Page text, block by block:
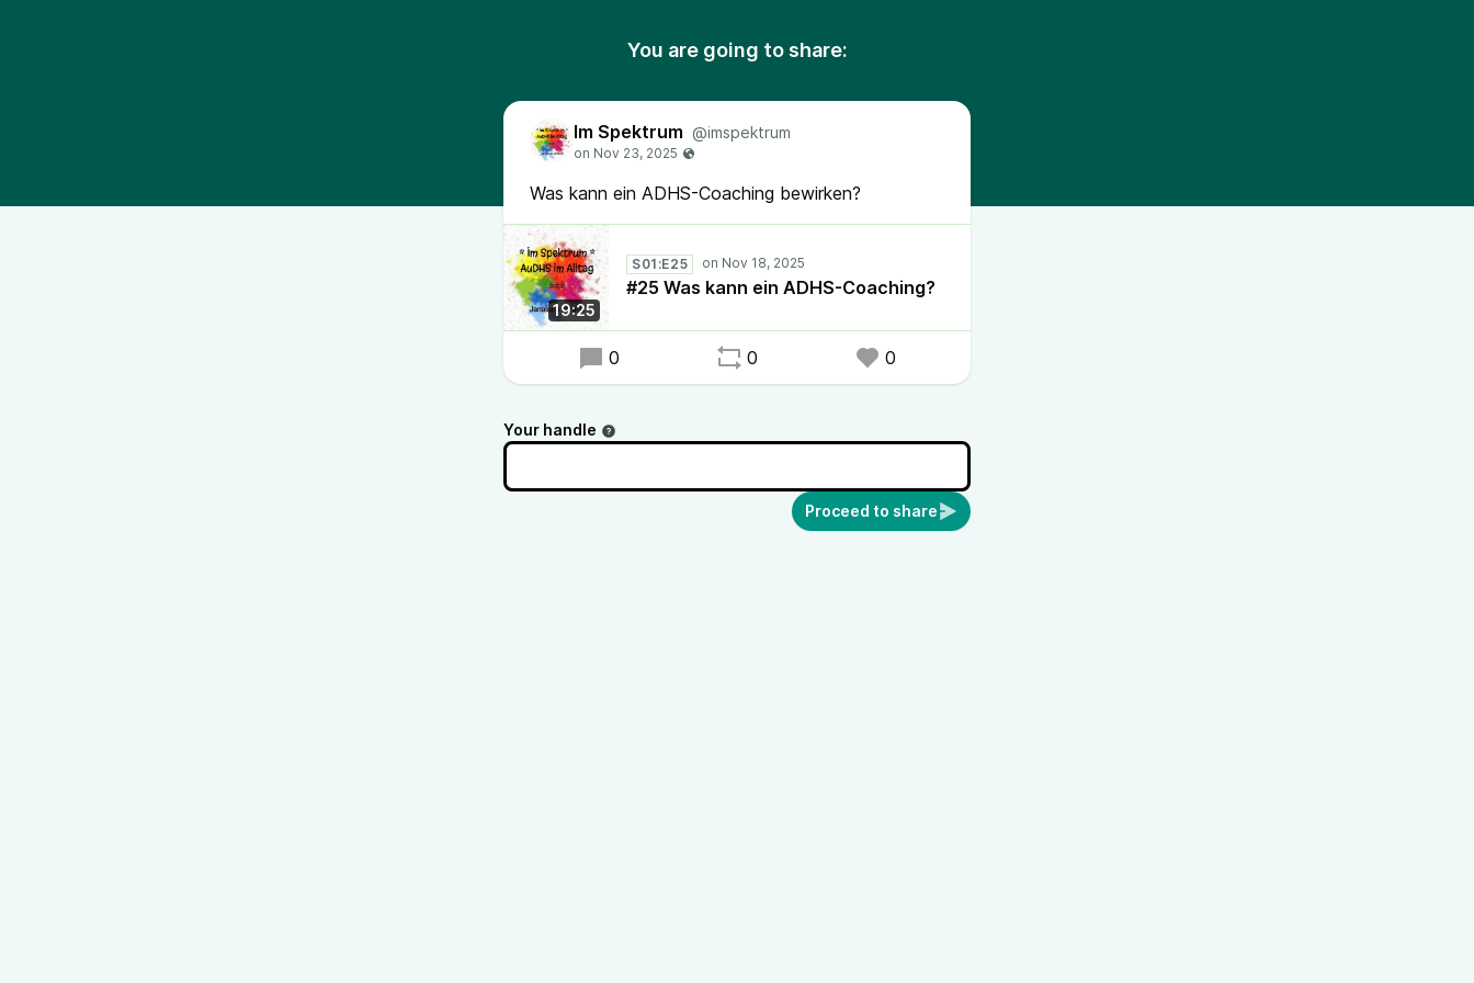
You are going to share:
Im Spektrum @imspektrum
Was kann ein ADHS-Coaching bewirken?
19:25
S01:E25
#25 Was kann ein ADHS-Coaching?
0 0 0
Your handle
Proceed to share